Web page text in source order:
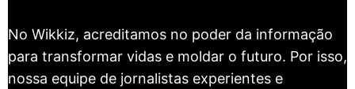
No Wikkiz, acreditamos no poder da informação
para transformar vidas e moldar o futuro. Por isso,
nossa equipe de jornalistas experientes e